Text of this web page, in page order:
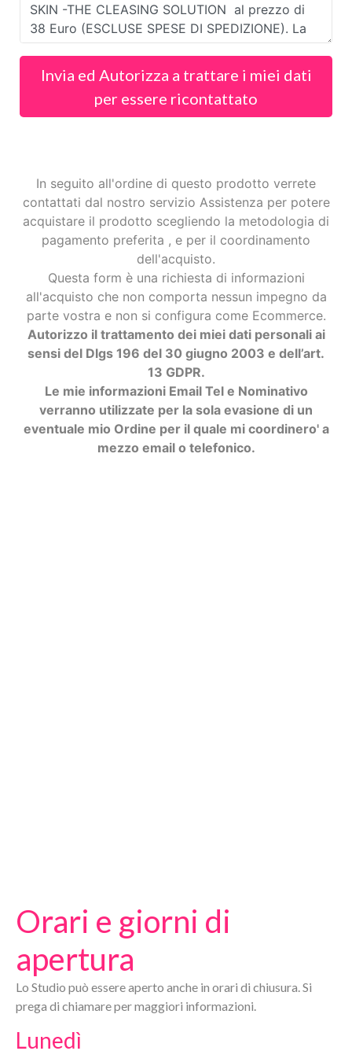
Invia ed Autorizza a trattare i miei dati
per essere ricontattato
In seguito all'ordine di questo prodotto verrete
contattati dal nostro servizio Assistenza per potere
acquistare il prodotto scegliendo la metodologia di
pagamento preferita , e per il coordinamento
dell'acquisto.
Questa form è una richiesta di informazioni
all'acquisto che non comporta nessun impegno da
parte vostra e non si configura come Ecommerce.
Autorizzo il trattamento dei miei dati personali ai
sensi del Dlgs 196 del 30 giugno 2003 e dell’art.
13 GDPR.
Le mie informazioni Email Tel e Nominativo
verranno utilizzate per la sola evasione di un
eventuale mio Ordine per il quale mi coordinero' a
mezzo email o telefonico.
Orari e giorni di
apertura
Lo Studio può essere aperto anche in orari di chiusura. Si
prega di chiamare per maggiori informazioni.
Lunedì